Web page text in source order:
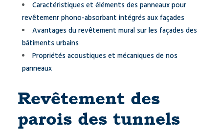
Caractéristiques et éléments des panneaux pour
revêtemenr phono-absorbant intégrés aux façades
Avantages du revêtement mural sur les façades des
bâtiments urbains
Propriétés acoustiques et mécaniques de nos
panneaux
Revêtement des
parois des tunnels